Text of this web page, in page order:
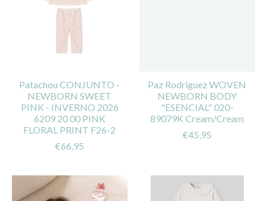
Patachou CONJUNTO -
NEWBORN SWEET
PINK - INVERNO 2026
6209 20 00 PINK
FLORAL PRINT F26-2
€66,95
Paz Rodriguez WOVEN
NEWBORN BODY
"ESENCIAL" 020-
89079K Cream/Cream
€45,95